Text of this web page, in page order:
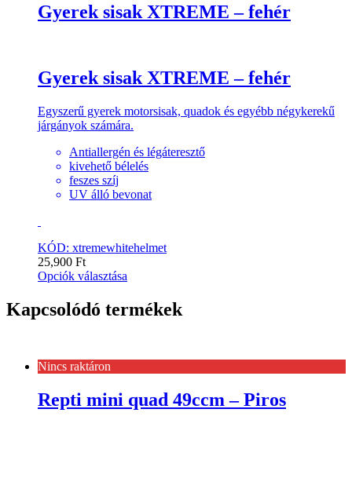
Gyerek sisak XTREME – fehér
Gyerek sisak XTREME – fehér
Egyszerű gyerek motorsisak, quadok és egyébb négykerekű
járgányok számára.
Antiallergén és légáteresztő
kivehető bélelés
feszes szíj
UV álló bevonat
KÓD: xtremewhitehelmet
25,900 Ft
Opciók választása
Kapcsolódó termékek
Nincs raktáron
Repti mini quad 49ccm – Piros